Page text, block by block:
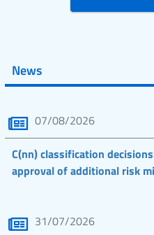
News
07/08/2026
C(nn) classification
approval of additional risk
31/07/2026